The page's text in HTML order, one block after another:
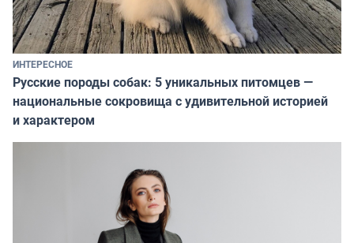
ИНТЕРЕСНОЕ
Русские породы собак: 5 уникальных питомцев —
национальные сокровища с удивительной историей
и характером